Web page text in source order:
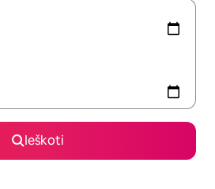
Ieškoti